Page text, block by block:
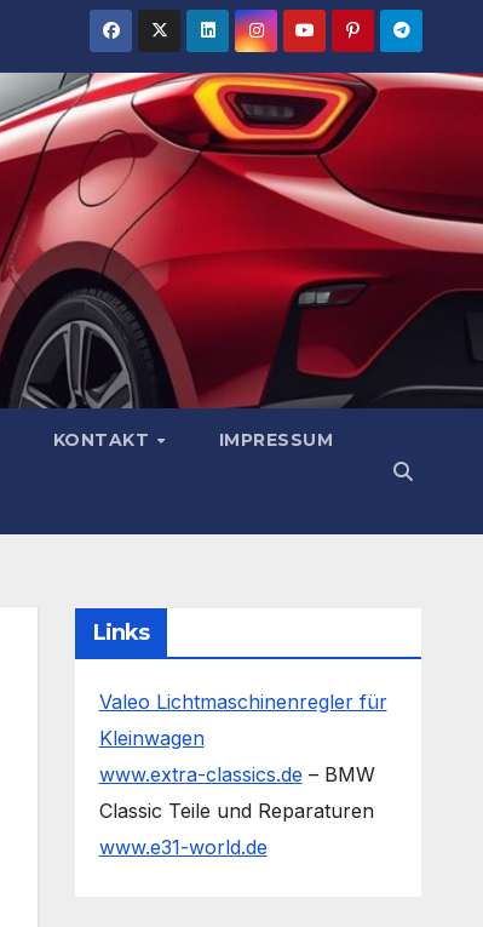
KONTAKT IMPRESSUM
Links
Valeo Lichtmaschinenregler für
Kleinwagen
www.extra-classics.de – BMW
Classic Teile und Reparaturen
www.e31-world.de